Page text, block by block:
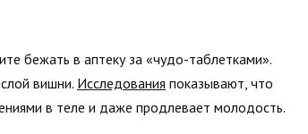
бежать в аптеку за «чудо-таблетками».
вишни. Исследования показывают, что
в теле и даже продлевает молодость.